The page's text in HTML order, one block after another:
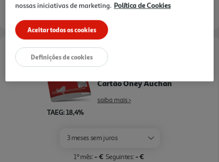
24/08/2026 e 25/08/2026
Opções de Financiamento
TAEG: 18,4%
Cartão Oney Auchan
saiba mais >
3 meses sem juros
1º mês:- € Seguintes:- €
nossas iniciativas de marketing. Política de Cookies
Aceitar todos os cookies
Definições de cookies